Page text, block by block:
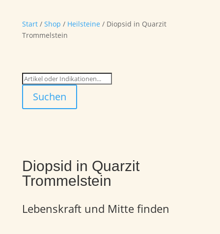
Start/ Shop / Heilsteine / Diopsid in Quarzit
Trommelstein
Suchen
Diopsid in Quarzit
Trommelstein
Lebenskraft und Mitte finden